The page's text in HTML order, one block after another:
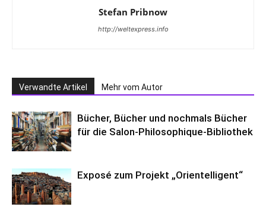
Stefan Pribnow
http://weltexpress.info
Verwandte Artikel Mehr vom Autor
Bücher, Bücher und nochmals Bücher
für die Salon-Philosophique-Bibliothek
Exposé zum Projekt „Orientelligent“